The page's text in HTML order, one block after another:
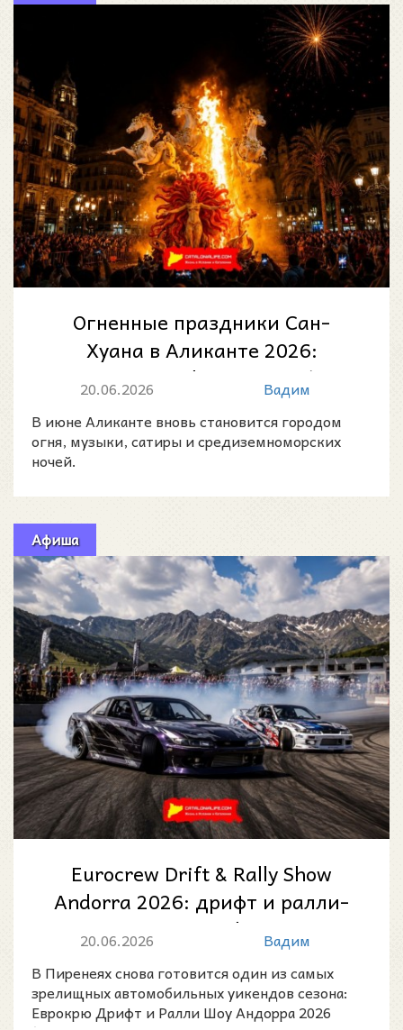
Огненные праздники Сан-
Хуана в Аликанте 2026:
Hogueras de San Juan /
Fogueres de Sant Joan...
20.06.2026
Вадим
В июне Аликанте вновь становится городом
огня, музыки, сатиры и средиземноморских
ночей.
Афиша
Eurocrew Drift & Rally Show
Andorra 2026: дрифт и ралли-
шоу на Circuit Andorra — Pas
20.06.2026
Вадим
В Пиренеях снова готовится один из самых
зрелищных автомобильных уикендов сезона:
Еврокрю Дрифт и Ралли Шоу Андорра 2026